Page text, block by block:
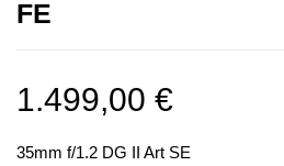
FE
1.499,00 €
35mm f/1.2 DG II Art SE